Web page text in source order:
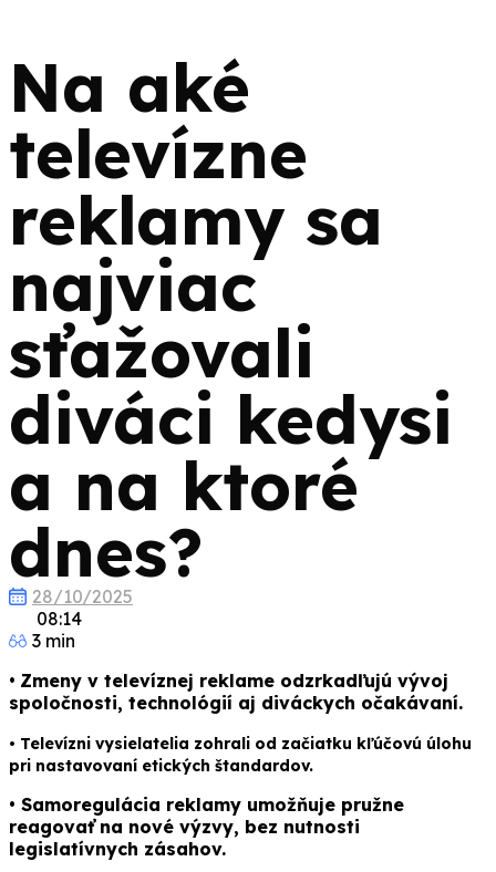
Na aké
televízne
reklamy sa
najviac
sťažovali
diváci kedysi
a na ktoré
dnes?
28/10/2025
08:14
3 min
• Zmeny v televíznej reklame odzrkadľujú vývoj
spoločnosti, technológií aj diváckych očakávaní.
• Televízni vysielatelia zohrali od začiatku kľúčovú úlohu
pri nastavovaní etických štandardov.
• Samoregulácia reklamy umožňuje pružne
reagovať na nové výzvy, bez nutnosti
legislatívnych zásahov.